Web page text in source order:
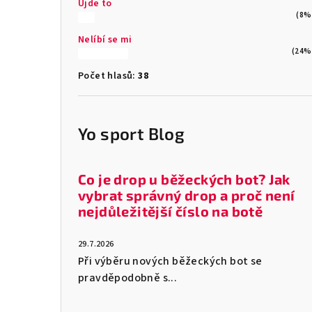
Ujde to
Nelíbí se mi
Počet hlasů:38
Yo sport Blog
Co je drop u běžeckých bot? Jak
vybrat správný drop a proč není
nejdůležitější číslo na botě
29.7.2026
Při výběru nových běžeckých bot se
pravděpodobně s...